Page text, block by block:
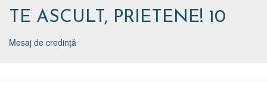
TE ASCULT, PRIETENE! 10
Mesaj de credință